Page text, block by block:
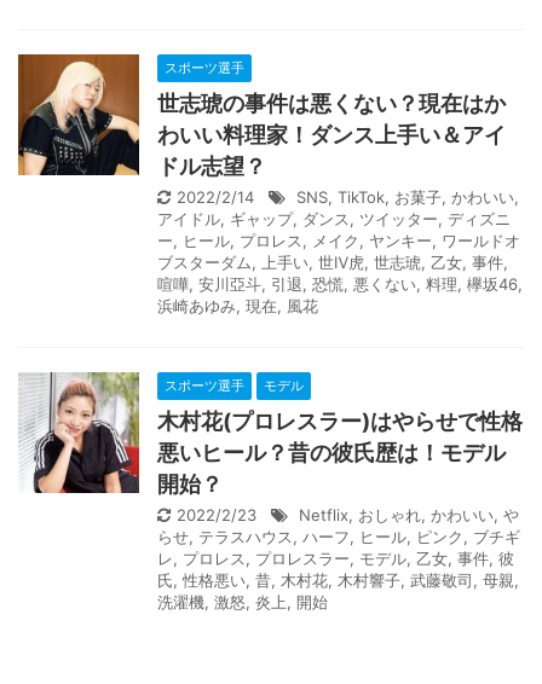
スポーツ選手
世志琥の事件は悪くない？現在はか
わいい料理家！ダンス上手い＆アイ
ドル志望？
2022/2/14 SNS, TikTok, お菓子, かわいい,
アイドル, ギャップ, ダンス, ツイッター, ディズニ
ー, ヒール, プロレス, メイク, ヤンキー, ワールドオ
ブスターダム, 上手い, 世Ⅳ虎, 世志琥, 乙女, 事件,
喧嘩, 安川亞斗, 引退, 恐慌, 悪くない, 料理, 欅坂46,
浜崎あゆみ, 現在, 風花
スポーツ選手 モデル
木村花(プロレスラー)はやらせで性格
悪いヒール？昔の彼氏歴は！モデル
開始？
2022/2/23 Netflix, おしゃれ, かわいい, や
らせ, テラスハウス, ハーフ, ヒール, ピンク, ブチギ
レ, プロレス, プロレスラー, モデル, 乙女, 事件, 彼
氏, 性格悪い, 昔, 木村花, 木村響子, 武藤敬司, 母親,
洗濯機, 激怒, 炎上, 開始